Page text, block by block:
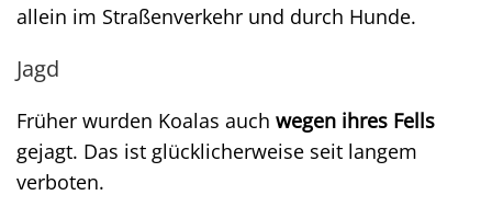
allein im Straßenverkehr und durch Hunde.
Jagd
Früher wurden Koalas auch wegen ihres Fells
gejagt. Das ist glücklicherweise seit langem
verboten.